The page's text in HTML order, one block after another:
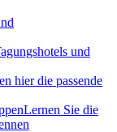
und
hier die passende
Lernen Sie die